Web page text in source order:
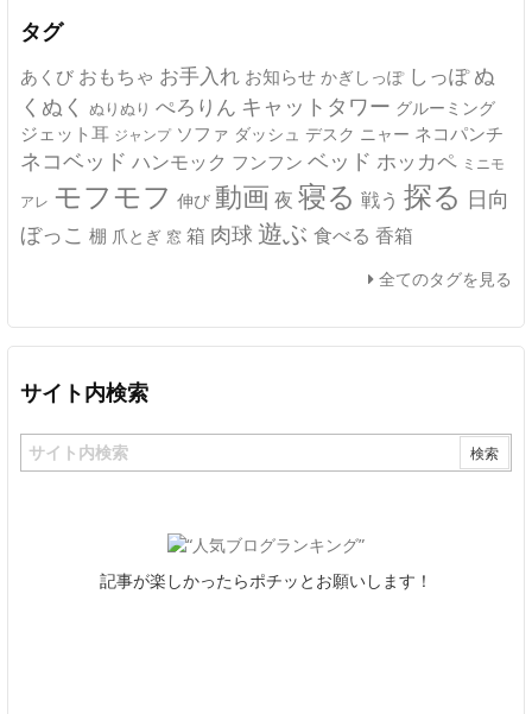
タグ
あくび おもちゃ お手入れ お知らせ かぎしっぽ しっぽ ぬ
くぬく ぬりぬり ぺろりん キャットタワー グルーミング
ジェット耳 ジャンプ ソファ ダッシュ デスク ニャー ネコパンチ
ネコベッド ハンモック フンフン ベッド ホッカペ ミニモ
アレ モフモフ 伸び 動画 夜 寝る 戦う 探る 日向
ぼっこ 棚 爪とぎ 窓 箱 肉球 遊ぶ 食べる 香箱
全てのタグを見る
サイト内検索
記事が楽しかったらポチッとお願いします！